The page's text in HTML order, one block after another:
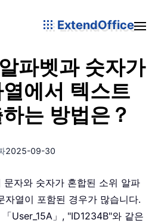
ExtendOffice
파벳과 숫자가
에서 텍스트
는 방법은？
2025-09-30
자와 숫자가 혼합된 소위 알파
열이 포함된 경우가 많습니다.
User_15A」, "ID1234B"와 같은